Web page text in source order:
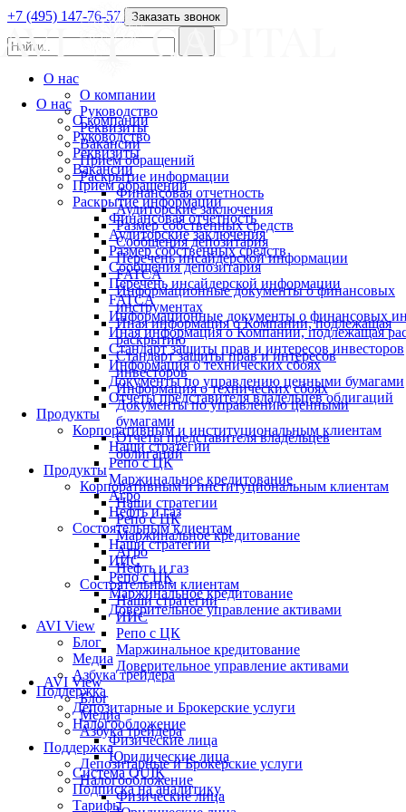
О нас
О компании
Руководство
Реквизиты
Вакансии
Прием обращений
Раскрытие информации
Финансовая отчетность
Аудиторские заключения
Размер собственных средств
Сообщения депозитария
Перечень инсайдерской информации
FATCA
Информационные документы о финансовых
Иная информация о Компании, подлежащая
Стандарт защиты прав и интересов инвесторов
Информация о технических сбоях
Документы по управлению ценными бумагами
Отчеты представителя владельцев облигаций
Продукты
Корпоративным и институциональным клиентам
Наши стратегии
Репо с ЦК
Маржинальное кредитование
Агро
Нефть и газ
Состоятельным клиентам
Наши стратегии
ИИС
Репо с ЦК
Маржинальное кредитование
Доверительное управление активами
AVI View
Блог
Медиа
Азбука трейдера
Поддержка
Депозитарные и Брокерские услуги
Налогообложение
Физические лица
Юридические лица
Система QUIK
Подписка на аналитику
Тарифы
+7 (495) 147-76-57 Заказать звонок
О нас
О компании
Руководство
Реквизиты
Вакансии
Прием обращений
Раскрытие информации
Финансовая отчетность
Аудиторские заключения
Размер собственных средств
Сообщения депозитария
Перечень инсайдерской информации
FATCA
Информационные документы о финансовых
инструментах
Иная информация о Компании, подлежащая
раскрытию
Стандарт защиты прав и интересов
инвесторов
Информация о технических сбоях
Документы по управлению ценными
бумагами
Отчеты представителя владельцев
облигаций
Продукты
Корпоративным и институциональным клиентам
Наши стратегии
Репо с ЦК
Маржинальное кредитование
Агро
Нефть и газ
Состоятельным клиентам
Наши стратегии
ИИС
Репо с ЦК
Маржинальное кредитование
Доверительное управление активами
AVI View
Блог
Медиа
Азбука трейдера
Поддержка
Депозитарные и Брокерские услуги
Налогообложение
Физические лица